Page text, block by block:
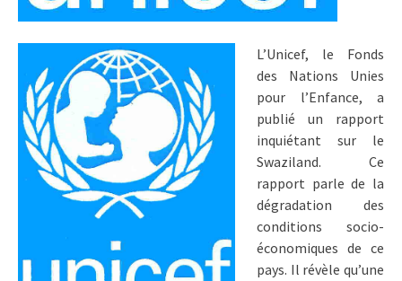
L’Unicef, le Fonds
des Nations Unies
pour l’Enfance, a
publié un rapport
inquiétant sur le
Swaziland. Ce
rapport parle de la
dégradation des
conditions socio-
économiques de ce
pays. Il révèle qu’une